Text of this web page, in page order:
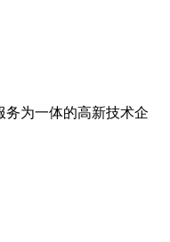
为一体的高新技术企